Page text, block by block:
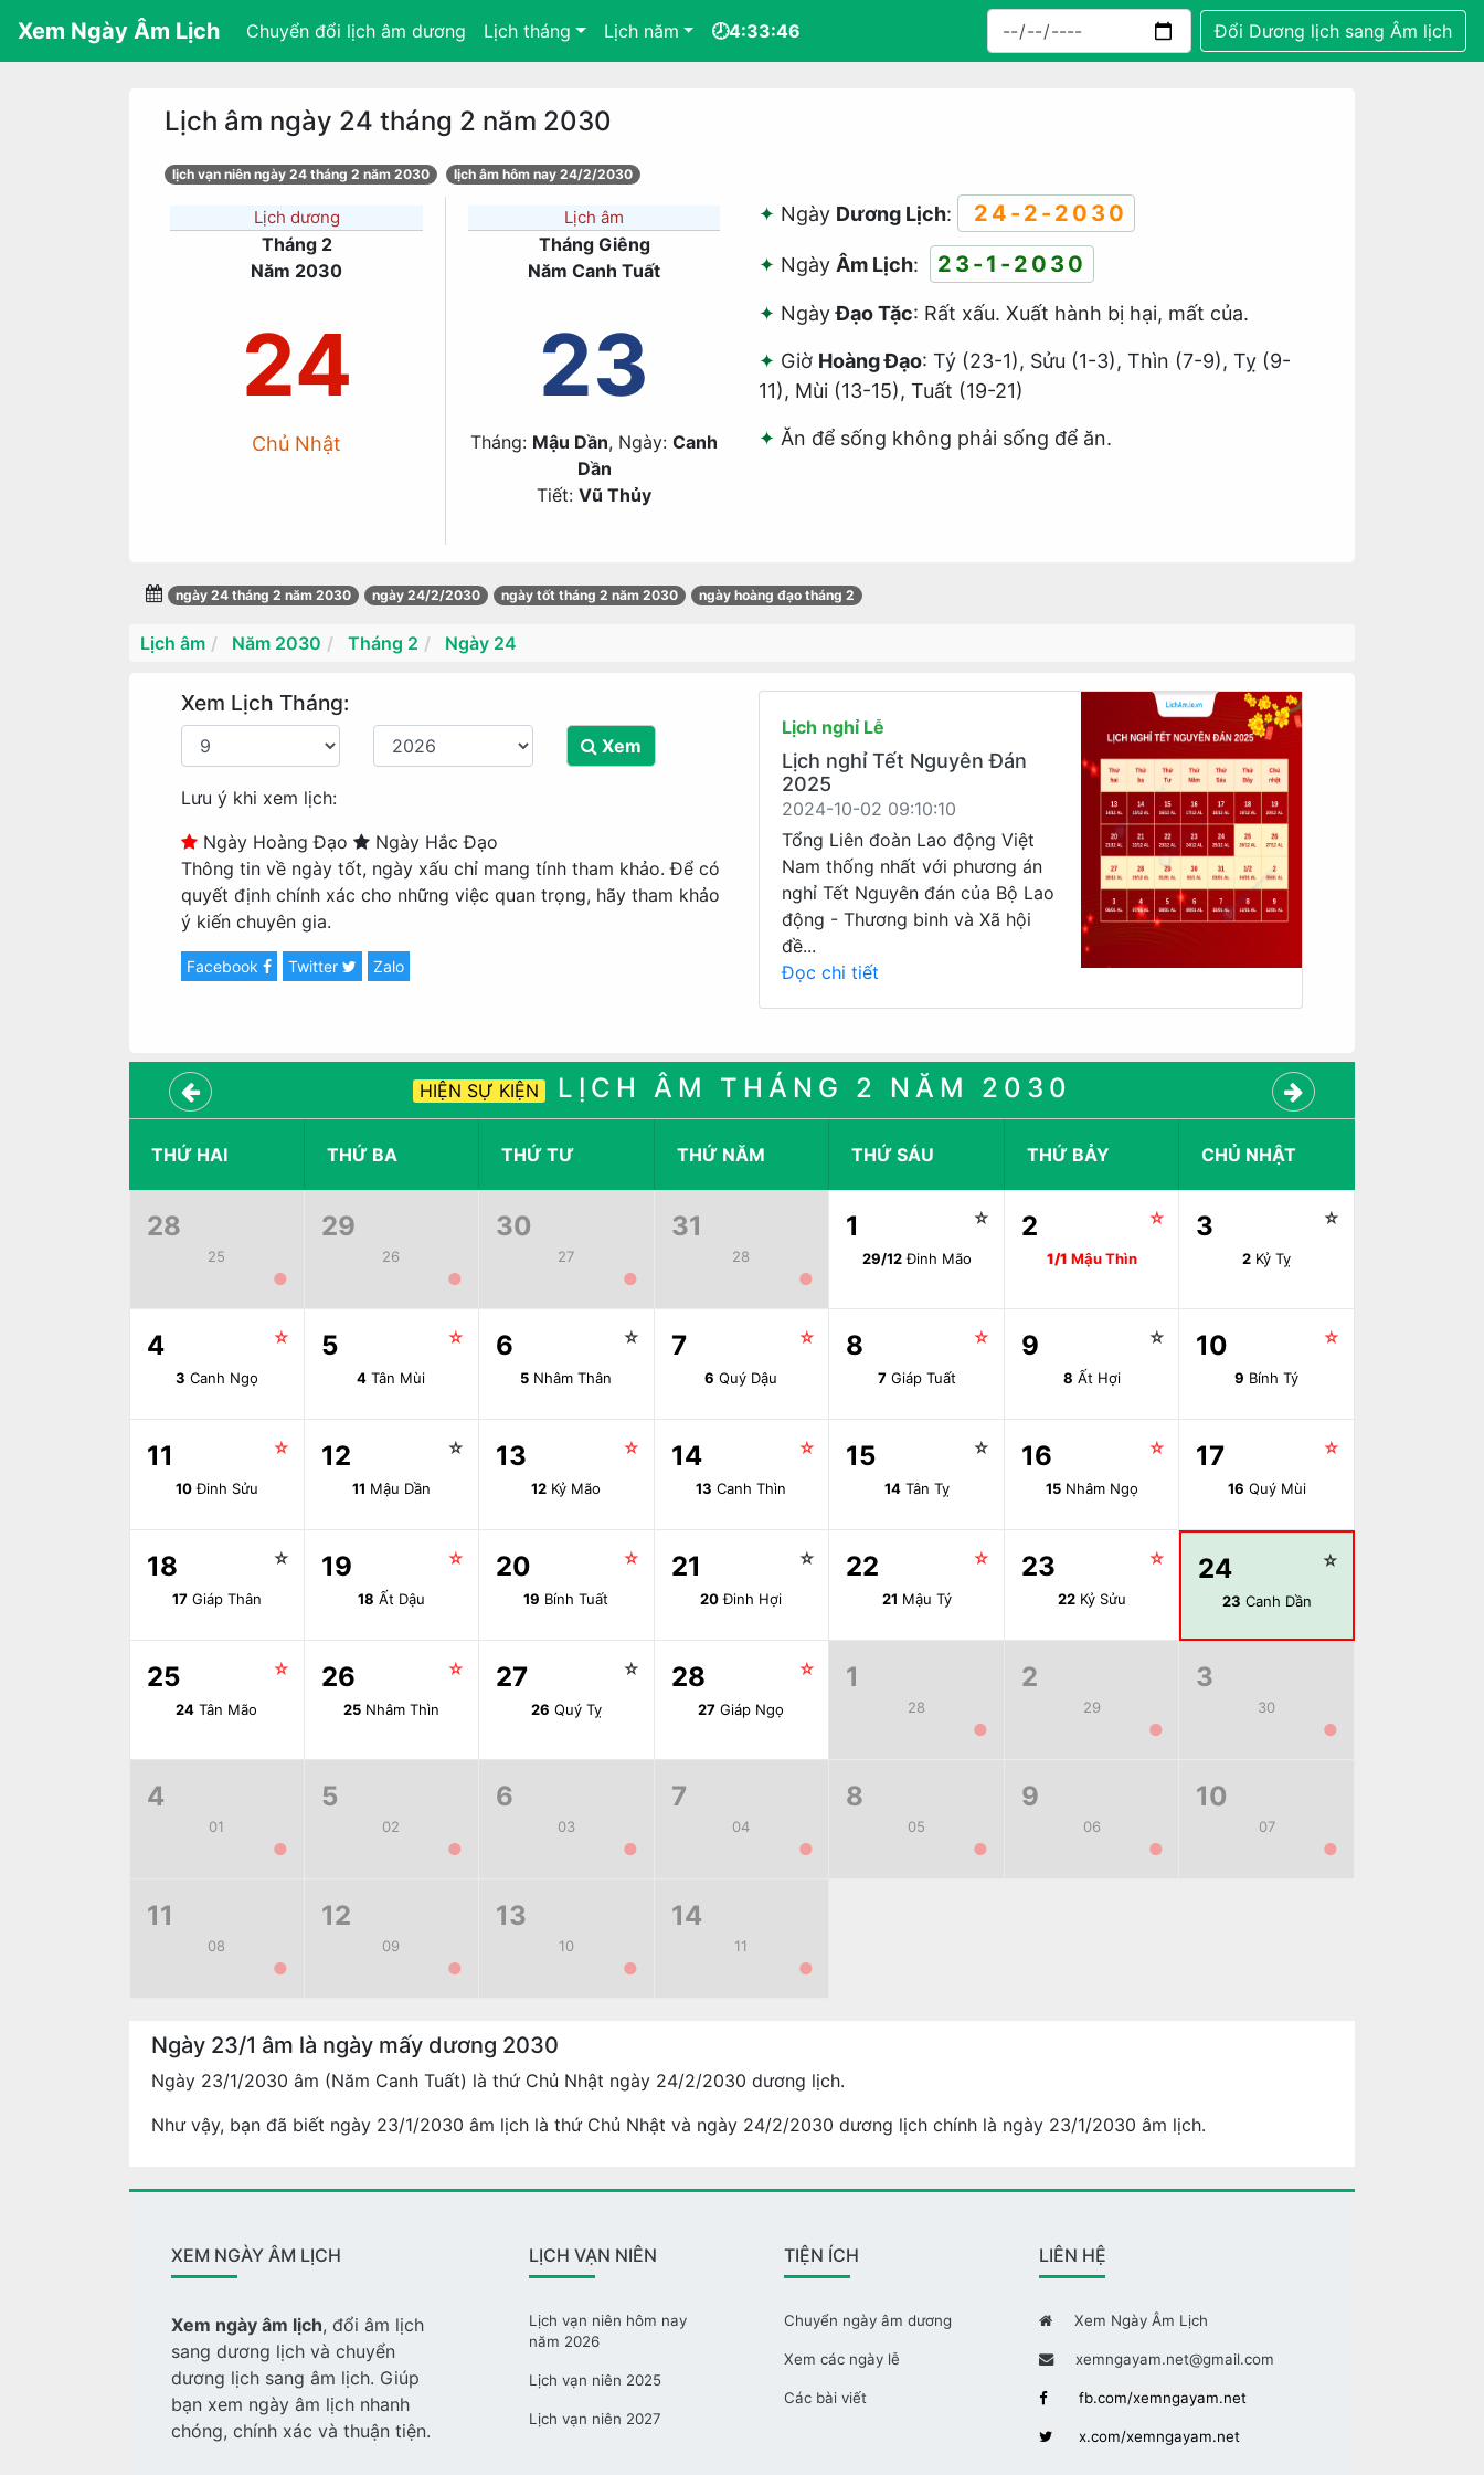
Xem Ngày Âm Lịch Chuyển đổi lịch âm dương Lịch tháng Lịch năm 🕗4:33:46 Đổi Dương lịch sang Âm lịch
Lịch âm ngày 24 tháng 2 năm 2030
lịch vạn niên ngày 24 tháng 2 năm 2030 lịch âm hôm nay 24/2/2030
Lịch dương
Tháng 2
Năm 2030
24
Chủ Nhật
Lịch âm
Tháng Giêng
Năm Canh Tuất
23
Tháng: Mậu Dần, Ngày: Canh
Dần
Tiết: Vũ Thủy
Ngày Dương Lịch: 24-2-2030
Ngày Âm Lịch: 23-1-2030
NgàyĐạo Tặc: Rất xấu. Xuất hành bị hại, mất của.
Giờ Hoàng Đạo: Tý (23-1), Sửu (1-3), Thìn (7-9), Tỵ (9-
11), Mùi (13-15), Tuất (19-21)
Ăn để sống không phải sống để ăn.
ngày 24 tháng 2 năm 2030 ngày 24/2/2030 ngày tốt tháng 2 năm 2030 ngày hoàng đạo tháng 2
Lịch âm Năm 2030 Tháng 2 Ngày 24
Xem Lịch Tháng:
Xem
Lưu ý khi xem lịch:
Ngày Hoàng Đạo
Ngày Hắc Đạo
Thông tin về ngày tốt, ngày xấu chỉ mang tính tham khảo. Để có
quyết định chính xác cho những việc quan trọng, hãy tham khảo
ý kiến chuyên gia.
Facebook Twitter Zalo
Lịch nghỉ Lễ
Lịch nghỉ Tết Nguyên Đán
2025
2024-10-02 09:10:10
Tổng Liên đoàn Lao động Việt
Nam thống nhất với phương án
nghỉ Tết Nguyên đán của Bộ Lao
động - Thương binh và Xã hội
đề...
Đọc chi tiết
HIỆN SỰ KIỆN LỊCH ÂM THÁNG 2 NĂM 2030
THỨ HAI THỨ BA THỨ TƯ THỨ NĂM THỨ SÁU THỨ BẢY CHỦ NHẬT
28
25
●
29
26
●
30
27
●
31
28
●
1 ☆
29/12Đinh Mão
2 ☆
1/1 Mậu Thìn
3 ☆
2 Kỷ Tỵ
4 ☆
3 Canh Ngọ
5 ☆
4 Tân Mùi
6 ☆
5 Nhâm Thân
7 ☆
6 Quý Dậu
8 ☆
7Giáp Tuất
9 ☆
8 Ất Hợi
10 ☆
9 Bính Tý
11 ☆
10Đinh Sửu
12 ☆
11 Mậu Dần
13 ☆
12 Kỷ Mão
14 ☆
13 Canh Thìn
15 ☆
14Tân Tỵ
16 ☆
15Nhâm Ngọ
17 ☆
16 Quý Mùi
18 ☆
17Giáp Thân
19 ☆
18 Ất Dậu
20 ☆
19 Bính Tuất
21 ☆
20Đinh Hợi
22 ☆
21 Mậu Tý
23 ☆
22Kỷ Sửu
24 ☆
23 Canh Dần
25 ☆
24 Tân Mão
26 ☆
25Nhâm Thìn
27 ☆
26 Quý Tỵ
28 ☆
27 Giáp Ngọ
1
28
●
2
29
●
3
30
●
4
01
●
5
02
●
6
03
●
7
04
●
8
05
●
9
06
●
10
07
●
11
08
●
12
09
●
13
10
●
14
11
●
Ngày 23/1 âm là ngày mấy dương 2030
Ngày 23/1/2030 âm (Năm Canh Tuất) là thứ Chủ Nhật ngày 24/2/2030 dương lịch.
Như vậy, bạn đã biết ngày 23/1/2030 âm lịch là thứ Chủ Nhật và ngày 24/2/2030 dương lịch chính là ngày 23/1/2030 âm lịch.
XEM NGÀY ÂM LỊCH
Xem ngày âm lịch, đổi âm lịch
sang dương lịch và chuyển
dương lịch sang âm lịch. Giúp
bạn xem ngày âm lịch nhanh
chóng, chính xác và thuận tiện.
LỊCH VẠN NIÊN
Lịch vạn niên hôm nay
năm 2026
Lịch vạn niên 2025
Lịch vạn niên 2027
TIỆN ÍCH
Chuyển ngày âm dương
Xem các ngày lễ
Các bài viết
LIÊN HỆ
Xem Ngày Âm Lịch
xemngayam.net@gmail.com
fb.com/xemngayam.net
x.com/xemngayam.net